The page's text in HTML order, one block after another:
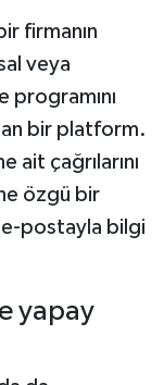
firmanın
veya
programını
bir platform.
ait çağrılarını
özgü bir
e-postayla bilgi
yapay